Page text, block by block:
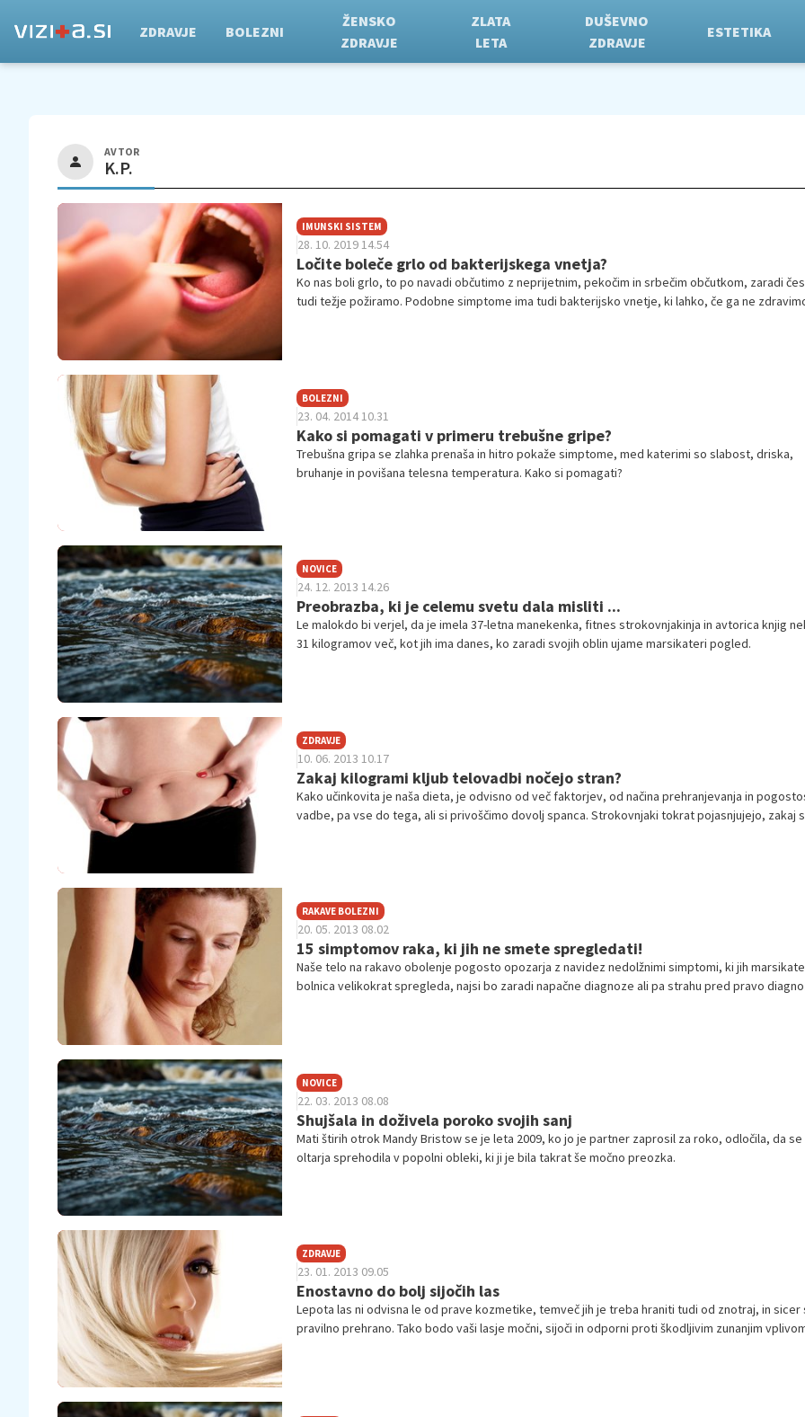
ZDRAVJE BOLEZNI
ŽENSKO
ZDRAVJE
ZLATA
LETA
DUŠEVNO
ZDRAVJE
ESTETIKA
AVTOR
K.P.
IMUNSKI SISTEM
28. 10. 2019 14.54
Ločite boleče grlo od bakterijskega vnetja?
Ko nas boli grlo, to po navadi občutimo z neprijetnim, pekočim in srbečim občutkom, zaradi
tudi težje požiramo. Podobne simptome ima tudi bakterijsko vnetje, ki lahko, če ga ne
BOLEZNI
23. 04. 2014 10.31
Kako si pomagati v primeru trebušne gripe?
Trebušna gripa se zlahka prenaša in hitro pokaže simptome, med katerimi so slabost, driska,
bruhanje in povišana telesna temperatura. Kako si pomagati?
NOVICE
24. 12. 2013 14.26
Preobrazba, ki je celemu svetu dala misliti ...
Le malokdo bi verjel, da je imela 37-letna manekenka, fitnes strokovnjakinja in avtorica knjig
31 kilogramov več, kot jih ima danes, ko zaradi svojih oblin ujame marsikateri pogled.
ZDRAVJE
10. 06. 2013 10.17
Zakaj kilogrami kljub telovadbi nočejo stran?
Kako učinkovita je naša dieta, je odvisno od več faktorjev, od načina prehranjevanja in
vadbe, pa vse do tega, ali si privoščimo dovolj spanca. Strokovnjaki tokrat pojasnjujejo, zakaj
RAKAVE BOLEZNI
20. 05. 2013 08.02
15 simptomov raka, ki jih ne smete spregledati!
Naše telo na rakavo obolenje pogosto opozarja z navidez nedolžnimi simptomi, ki jih
bolnica velikokrat spregleda, najsi bo zaradi napačne diagnoze ali pa strahu pred pravo
NOVICE
22. 03. 2013 08.08
Shujšala in doživela poroko svojih sanj
Mati štirih otrok Mandy Bristow se je leta 2009, ko jo je partner zaprosil za roko, odločila, da
oltarja sprehodila v popolni obleki, ki ji je bila takrat še močno preozka.
ZDRAVJE
23. 01. 2013 09.05
Enostavno do bolj sijočih las
Lepota las ni odvisna le od prave kozmetike, temveč jih je treba hraniti tudi od znotraj, in sicer
pravilno prehrano. Tako bodo vaši lasje močni, sijoči in odporni proti škodljivim zunanjim